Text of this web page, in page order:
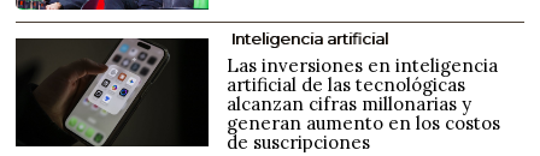
Inteligencia artificial
Las inversiones en inteligencia
artificial de las tecnológicas
alcanzan cifras millonarias y
generan aumento en los costos
de suscripciones